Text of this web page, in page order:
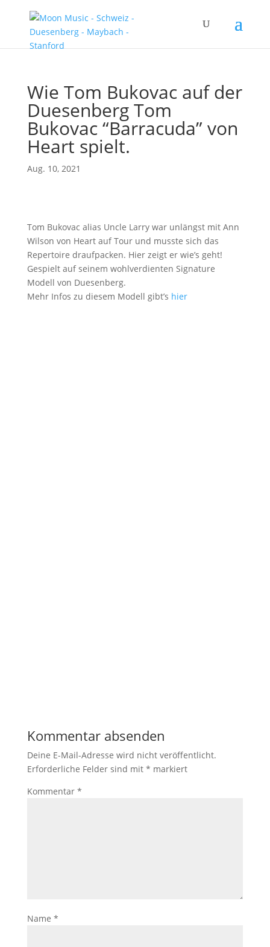
Wie Tom Bukovac auf der
Duesenberg Tom
Bukovac “Barracuda” von
Heart spielt.
Aug. 10, 2021
Tom Bukovac alias Uncle Larry war unlängst mit Ann
Wilson von Heart auf Tour und musste sich das
Repertoire draufpacken. Hier zeigt er wie’s geht!
Gespielt auf seinem wohlverdienten Signature
Modell von Duesenberg.
Mehr Infos zu diesem Modell gibt’s hier
Kommentar absenden
Deine E-Mail-Adresse wird nicht veröffentlicht.
Erforderliche Felder sind mit * markiert
Kommentar *
Name *